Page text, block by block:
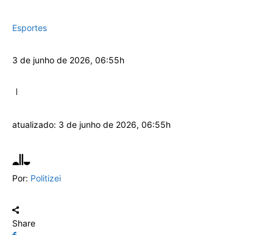
Esportes
3 de junho de 2026, 06:55h
atualizado: 3 de junho de 2026, 06:55h
Por: Politizei
Share